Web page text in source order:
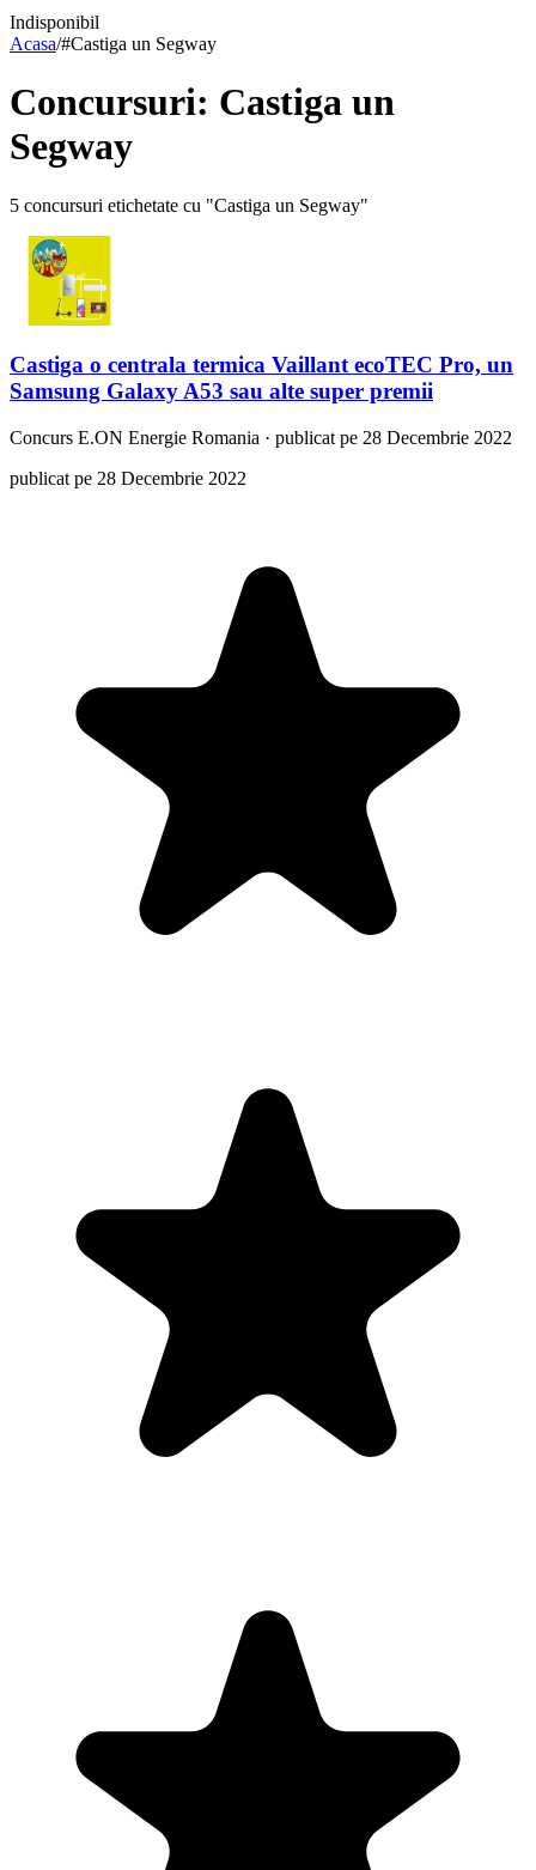
Indisponibil
Acasa/#Castiga un Segway
Concursuri: Castiga un
Segway
5 concursuri etichetate cu "Castiga un Segway"
Castiga o centrala termica Vaillant ecoTEC Pro, un
Samsung Galaxy A53 sau alte super premii
Concurs E.ON Energie Romania · publicat pe 28 Decembrie 2022
publicat pe 28 Decembrie 2022